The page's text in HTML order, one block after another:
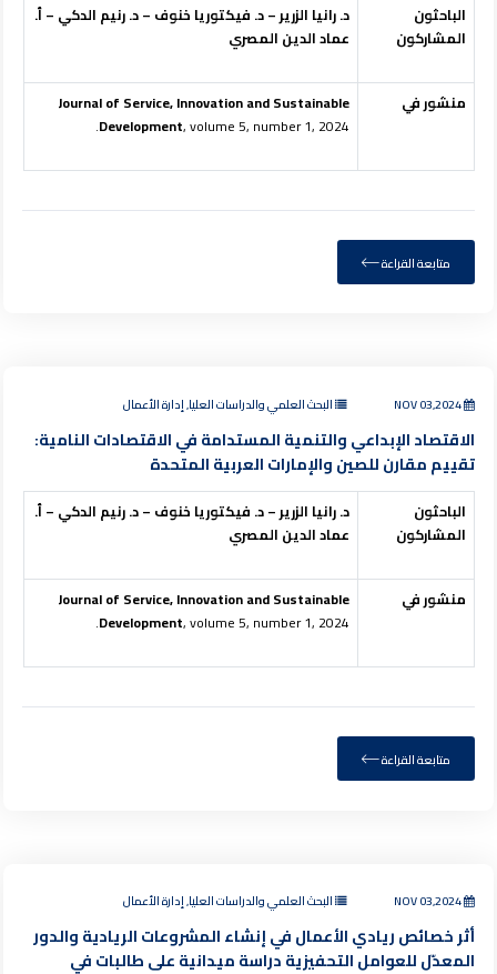
الباحثون
المشاركون
د. رانيا الزرير – د. فيكتوريا خنوف – د. رنيم الدكي – أ.
عماد الدين المصري
منشور في
Journal of Service, Innovation and Sustainable
Development, volume 5, number 1, 2024.
متابعة القراءة
NOV 03,2024 البحث العلمي والدراسات العليا, إدارة الأعمال
الاقتصاد الإبداعي والتنمية المستدامة في الاقتصادات النامية:
تقييم مقارن للصين والإمارات العربية المتحدة
الباحثون
المشاركون
د. رانيا الزرير – د. فيكتوريا خنوف – د. رنيم الدكي – أ.
عماد الدين المصري
منشور في
Journal of Service, Innovation and Sustainable
Development, volume 5, number 1, 2024.
متابعة القراءة
NOV 03,2024 البحث العلمي والدراسات العليا, إدارة الأعمال
أثر خصائص ريادي الأعمال في إنشاء المشروعات الريادية والدور
المعدّل للعوامل التحفيزية دراسة ميدانية على طالبات في